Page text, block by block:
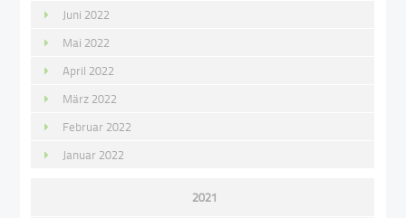
Juni 2022
Mai 2022
April 2022
März 2022
Februar 2022
Januar 2022
2021